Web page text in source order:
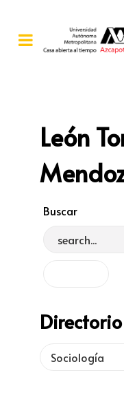
León
Buscar
Directorio